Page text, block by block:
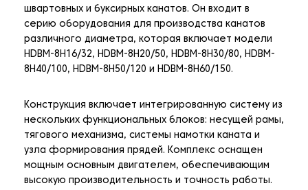
швартовных и буксирных канатов. Он входит в
серию оборудования для производства канатов
различного диаметра, которая включает модели
HDBM-8H16/32, HDBM-8H20/50, HDBM-8H30/80, HDBM-
8H40/100, HDBM-8H50/120 и HDBM-8H60/150.
Конструкция включает интегрированную систему из
нескольких функциональных блоков: несущей рамы,
тягового механизма, системы намотки каната и
узла формирования прядей. Комплекс оснащен
мощным основным двигателем, обеспечивающим
высокую производительность и точность работы.